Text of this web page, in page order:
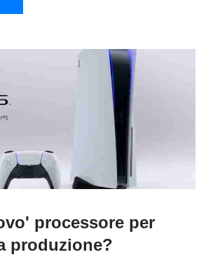
processore per
produzione?